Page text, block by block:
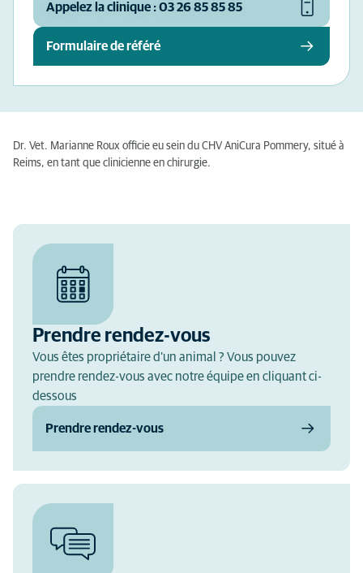
Appelez la clinique : 03 26 85 85 85
Formulaire de référé
Dr. Vet. Marianne Roux officie eu sein du CHV AniCura Pommery, situé à
Reims, en tant que clinicienne en chirurgie.
Prendre rendez-vous
Vous êtes propriétaire d'un animal ? Vous pouvez
prendre rendez-vous avec notre équipe en cliquant ci-
dessous
Prendre rendez-vous